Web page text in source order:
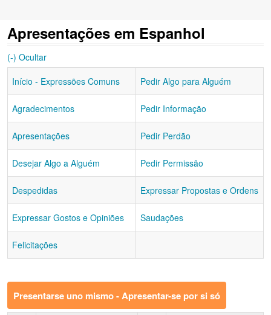
Apresentações em Espanhol
(-) Ocultar
Início - Expressões Comuns
Pedir Algo para Alguém
Agradecimentos Pedir Informação
Apresentações Pedir Perdão
Desejar Algo a Alguém Pedir Permissão
Despedidas Expressar Propostas e Ordens
Expressar Gostos e Opiniões Saudações
Felicitações
Presentarse uno mismo - Apresentar-se por si só